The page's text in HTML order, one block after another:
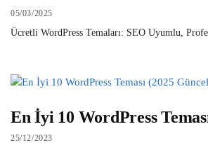
05/03/2025
Ücretli WordPress Temaları: SEO Uyumlu,
En İyi 10 WordPress
25/12/2023